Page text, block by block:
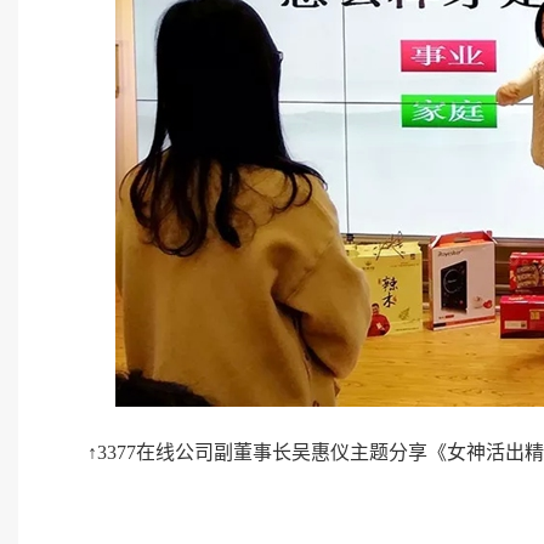
↑3377在线公司副董事长吴惠仪主题分享《女神活出